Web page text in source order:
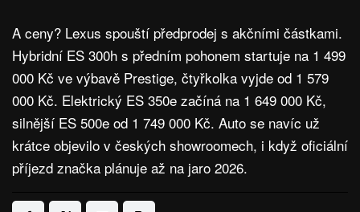
A ceny? Lexus spouští předprodej s akčními částkami.
Hybridní ES 300h s předním pohonem startuje na 1 499
000 Kč ve výbavě Prestige, čtyřkolka vyjde od 1 579
000 Kč. Elektrický ES 350e začíná na 1 649 000 Kč,
silnější ES 500e od 1 749 000 Kč. Auto se navíc už
krátce objevilo v českých showroomech, i když oficiální
příjezd značka plánuje až na jaro 2026.